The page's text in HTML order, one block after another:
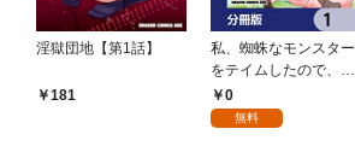
淫獄団地【第1話】
181
私、蜘蛛なモンスター
をテイムしたので、ス
パイダーシルクで裁縫
を頑張ります！【分冊
0
無料